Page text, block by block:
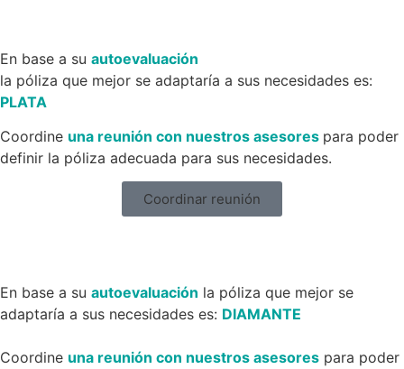
En base a su autoevaluación
la póliza que mejor se adaptaría a sus necesidades es:
PLATA
Coordine una reunión con nuestros asesores para poder
definir la póliza adecuada para sus necesidades.
Coordinar reunión
En base a su autoevaluación la póliza que mejor se
adaptaría a sus necesidades es: DIAMANTE
Coordine una reunión con nuestros asesores para poder